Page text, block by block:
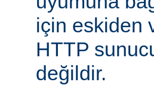
için eskiden
HTTP
değildir.